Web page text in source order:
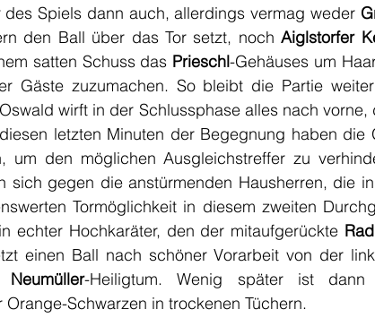
des Spiels dann auch, allerdings vermag weder
den Ball über das Tor setzt, noch Aiglstorfer
satten Schuss das Prieschl-Gehäuses um
Gäste zuzumachen. So bleibt die Partie
wirft in der Schlussphase alles nach vorne,
letzten Minuten der Begegnung haben die
um den möglichen Ausgleichstreffer zu
sich gegen die anstürmenden Hausherren, die
Tormöglichkeit in diesem zweiten
echter Hochkaräter, den der mitaufgerückte
einen Ball nach schöner Vorarbeit von der
Neumüller-Heiligtum. Wenig später ist
Schwarzen in trockenen Tüchern.